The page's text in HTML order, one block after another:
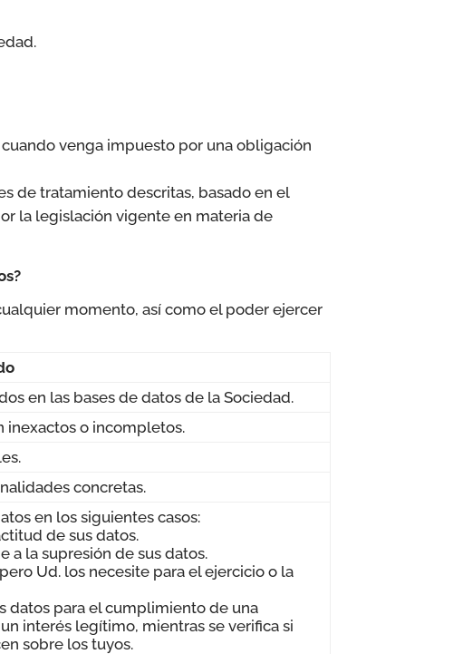
venga impuesto por una obligación
de tratamiento descritas, basado en el
la legislación vigente en materia de
momento, así como el poder ejercer
en las bases de datos de la Sociedad.
inexactos o incompletos.
concretas.
en los siguientes casos:
de sus datos.
a la supresión de sus datos.
Ud. los necesite para el ejercicio o la
datos para el cumplimiento de una
interés legítimo, mientras se verifica si
sobre los tuyos.